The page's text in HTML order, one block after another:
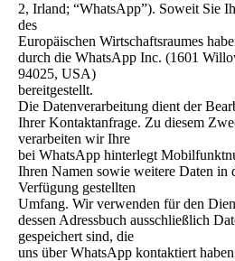
2, Irland; “WhatsApp”). Soweit Sie
des
Europäischen Wirtschaftsraumes
durch die WhatsApp Inc. (1601
94025, USA)
bereitgestellt.
Die Datenverarbeitung dient der
Ihrer Kontaktanfrage. Zu diesem
verarbeiten wir Ihre
bei WhatsApp hinterlegt
Ihren Namen sowie weitere Daten in
Verfügung gestellten
Umfang. Wir verwenden für den
dessen Adressbuch ausschließlich
gespeichert sind, die
uns über WhatsApp kontaktiert